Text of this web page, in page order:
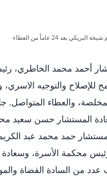
أحمد محمد الخاطري،
والعطاء
المستشار حسن سعيد
حمد محمد عبد
رئيس محكمة الأسرة،
عدد من السادة